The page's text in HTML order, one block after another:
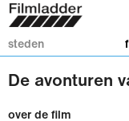
steden
De avonturen
over de film